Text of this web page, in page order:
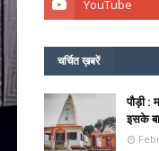
चर्चित ख़बरें
पौड़ी :
इसके